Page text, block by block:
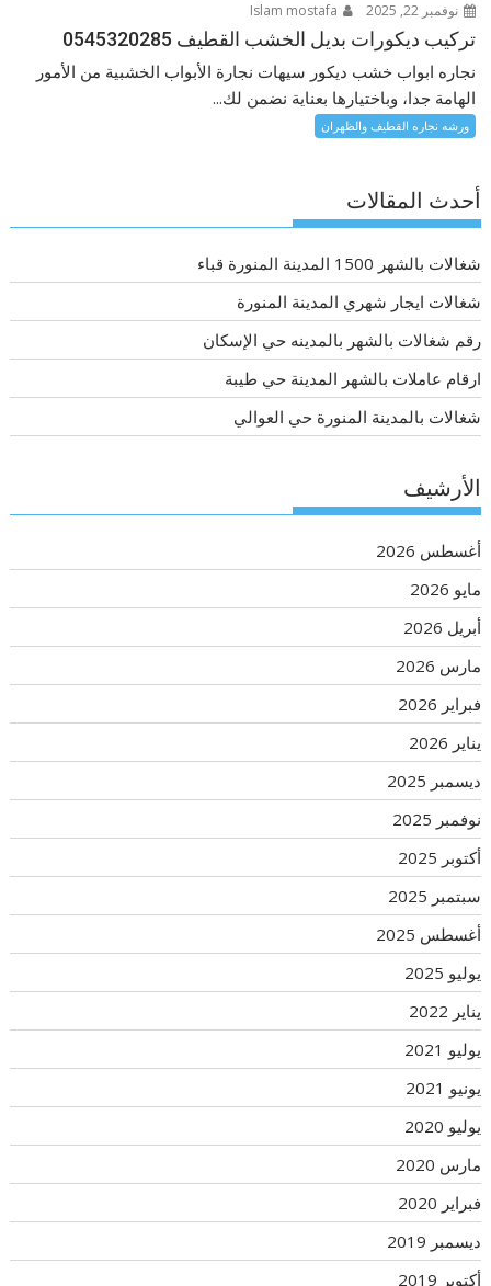
نوفمبر 22, 2025
تركيب ديكورات بديل الخشب القطيف 0545320285
نجاره ابواب خشب ديكور سيهات نجارة الأبواب الخشبية من الأمور
الهامة جدا، وباختيارها بعناية نضمن لك...
ورشه نجاره القطيف والظهران
أحدث المقالات
شغالات بالشهر 1500 المدينة المنورة قباء
شغالات ايجار شهري المدينة المنورة
رقم شغالات بالشهر بالمدينه حي الإسكان
ارقام عاملات بالشهر المدينة حي طيبة
شغالات بالمدينة المنورة حي العوالي
الأرشيف
أغسطس 2026
مايو 2026
أبريل 2026
مارس 2026
فبراير 2026
يناير 2026
ديسمبر 2025
نوفمبر 2025
أكتوبر 2025
سبتمبر 2025
أغسطس 2025
يوليو 2025
يناير 2022
يوليو 2021
يونيو 2021
يوليو 2020
مارس 2020
فبراير 2020
ديسمبر 2019
أكتوبر 2019